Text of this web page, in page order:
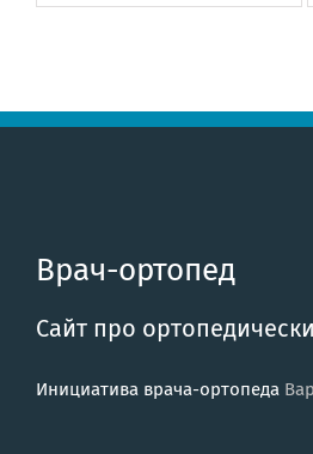
Врач-ортопед
Сайт про
Инициатива врача-ортопеда